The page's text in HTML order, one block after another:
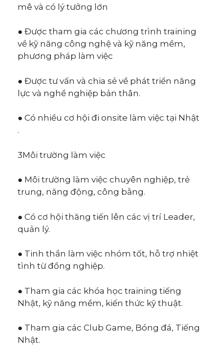
mê và có lý tưởng lớn
● Được tham gia các chương trình training
về kỹ năng công nghệ và kỹ năng mềm,
phương pháp làm việc
● Được tư vấn và chia sẻ về phát triển năng
lực và nghề nghiệp bản thân.
● Có nhiều cơ hội đi onsite làm việc tại Nhật
.
3Môi trường làm việc
● Môi trường làm việc chuyên nghiệp, trẻ
trung, năng động, công bằng.
● Có cơ hội thăng tiến lên các vị trí Leader,
quản lý.
● Tinh thần làm việc nhóm tốt, hỗ trợ nhiệt
tình từ đồng nghiệp.
● Tham gia các khóa học training tiếng
Nhật, kỹ năng mềm, kiến thức kỹ thuật.
● Tham gia các Club Game, Bóng đá, Tiếng
Nhật.